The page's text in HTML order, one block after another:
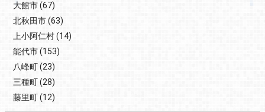
大館市(67)
北秋田市(63)
上小阿仁村(14)
能代市(153)
八峰町(23)
三種町(28)
藤里町(12)